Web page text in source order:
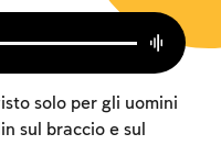
solo per gli uomini
sul braccio e sul